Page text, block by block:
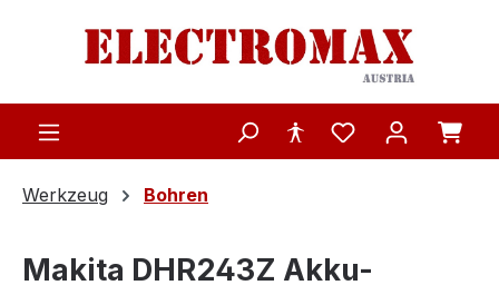
Zum Hauptinhalt springen
Werkzeug Bohren
Makita DHR243Z Akku-